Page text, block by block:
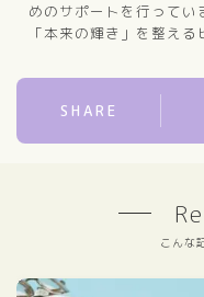
めのサポートを行ってい
「本来の輝き」を整える
SHARE
こんな